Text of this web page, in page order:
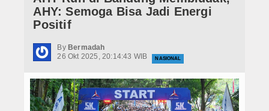
Internasional
Hukrim
Politik
AHY: Semoga Bisa Jadi Energi
Positif
By Bermadah
26 Okt 2025, 20:14:43 WIB
NASIONAL